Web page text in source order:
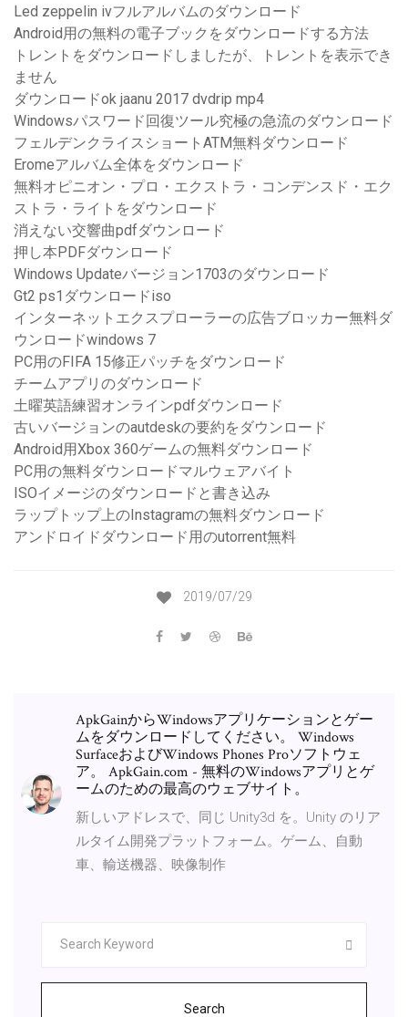
Led zeppelin ivフルアルバムのダウンロード
Android用の無料の電子ブックをダウンロードする方法
トレントをダウンロードしましたが、トレントを表示でき
ません
ダウンロードok jaanu 2017 dvdrip mp4
Windowsパスワード回復ツール究極の急流のダウンロード
フェルデンクライスショートATM無料ダウンロード
Eromeアルバム全体をダウンロード
無料オピニオン・プロ・エクストラ・コンデンスド・エク
ストラ・ライトをダウンロード
消えない交響曲pdfダウンロード
押し本PDFダウンロード
Windows Updateバージョン1703のダウンロード
Gt2 ps1ダウンロードiso
インターネットエクスプローラーの広告ブロッカー無料ダ
ウンロードwindows 7
PC用のFIFA 15修正パッチをダウンロード
チームアプリのダウンロード
土曜英語練習オンラインpdfダウンロード
古いバージョンのautdeskの要約をダウンロード
Android用Xbox 360ゲームの無料ダウンロード
PC用の無料ダウンロードマルウェアバイト
ISOイメージのダウンロードと書き込み
ラップトップ上のInstagramの無料ダウンロード
アンドロイドダウンロード用のutorrent無料
2019/07/29
ApkGainからWindowsアプリケーションとゲー
ムをダウンロードしてください。 Windows
SurfaceおよびWindows Phones Proソフトウェ
ア。 ApkGain.com - 無料のWindowsアプリとゲ
ームのための最高のウェブサイト。
新しいアドレスで、同じ Unity3d を。Unity のリア
ルタイム開発プラットフォーム。ゲーム、自動
車、輸送機器、映像制作
Search